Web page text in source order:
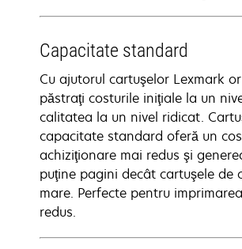
Capacitate standard
Cu ajutorul cartuşelor Lexmark
păstraţi costurile iniţiale la un
calitatea la un nivel ridicat.
capacitate standard oferă un
achiziţionare mai redus şi
puţine pagini decât cartuşele de
mare. Perfecte pentru
redus.